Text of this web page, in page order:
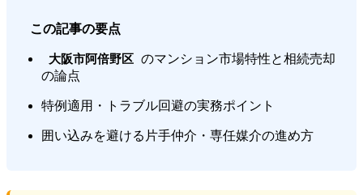
この記事の要点
大阪市阿倍野区
のマンション市場特性と相続売却
の論点
特例適用・トラブル回避の実務ポイント
囲い込みを避ける片手仲介・専任媒介の進め方